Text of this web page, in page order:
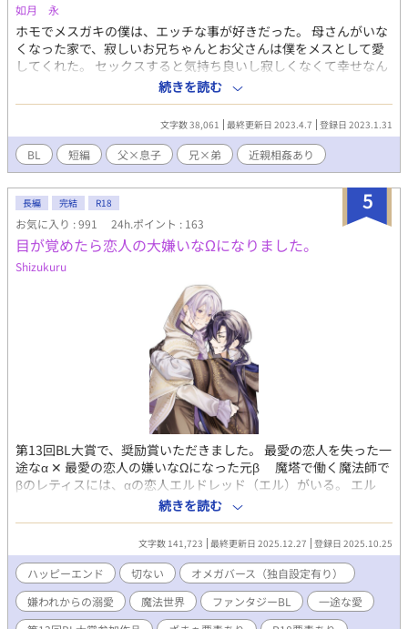
如月 永
ホモでメスガキの僕は、エッチな事が好きだった。 母さんがいな
くなった家で、寂しいお兄ちゃんとお父さんは僕をメスとして愛
してくれた。 セックスすると気持ち良いし寂しくなくて幸せなん
だ。 ＜説明＆注意点＞ 父×息子。兄×弟。３Ｐ。近親相姦。ショ
タ。ストーリー性０。エロ中心。 メスガキ感はあんまり出せてな
いかも。 一話2000文字くらい。続きの更新未定。 ＜キャラクタ
ー覚え書＞ ●お父さん(※名前未定)： 会社員。妻に逃げられ、仕
事に熱中して気を紛らわせたが、ある日気持ちがぽっきり折れて
息子を犯す。 ●和雅（かずまさ）： 兄。高校生。スポーツをして
いる。両親に愛を与えてもらえなくなり、弟に依存。弟の色気に
負けて弟の初めてを奪う。 ●昂紀（こうき）： 弟。僕。小学○年
生。ホモでメスガキな自覚あり。父と兄とするセックスはスキン
シップの延長で、禁忌感は感じていない。セックスは知識より先
に身体で覚えてしまった。
続きを読む
文字数 38,061 最終更新日 2023.4.7 登録日 2023.1.31
BL 短編 父×息子 兄×弟 近親相姦あり
5
長編 完結 R18
お気に入り : 991 24h.ポイント : 163
目が覚めたら恋人の大嫌いなΩになりました。
Shizukuru
第13回BL大賞で、奨励賞いただきました。 最愛の恋人を失った一
途なα‪ ✕‬‪‪ 最愛の恋人の嫌いなΩになった元β 魔塔で働く魔法師で
βのレティスには、αの恋人エルドレッド（エル）がいる。 エル
は、Ω嫌いとして有名なαの王宮魔法師。二人の関係は秘密だっ
た。 王家主催の夜会で、ヒートテロによりαの王女が魔力暴走を
起こし攻撃魔法を放った。 レティスは、悪評高いΩの令息ラシェ
ルをかばって命を落とす。 魔力暴走に巻き込まれ、眠りについた
ままのラシェルの意識下で、レティスは存在していた。 レティス
が愛する人の所へ戻れるようにと、ラシェルは体の入れ替わる禁
忌の魔法を行使し『嫌われててごめん』 そう言って消えてしま
う。 一年後。 ラシェルの姿で、レティスは目を覚ました。 その姿
続きを読む
文字数 141,723 最終更新日 2025.12.27 登録日 2025.10.25
ハッピーエンド 切ない
オメガバース（独自設定有り）
嫌われからの溺愛
魔法世界 ファンタジーBL
一途な愛